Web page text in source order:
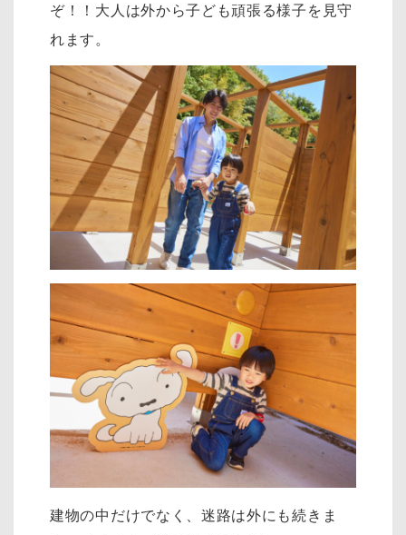
ぞ！！大人は外から子ども頑張る様子を見守
れます。
建物の中だけでなく、迷路は外にも続きま